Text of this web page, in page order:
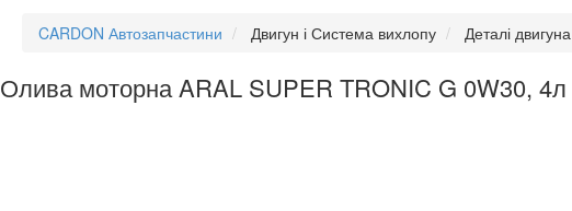
CARDON Автозапчастини Двигун і Система вихлопу Деталі двигуна
Олива моторна ARAL SUPER TRONIC G 0W30, 4л